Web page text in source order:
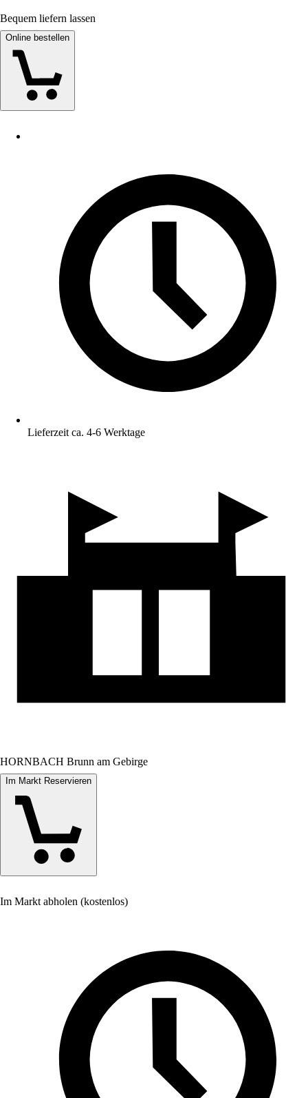
Bequem liefern lassen
Online bestellen
Lieferzeit ca. 4-6 Werktage
HORNBACH Brunn am Gebirge
Im Markt Reservieren
Im Markt abholen (kostenlos)